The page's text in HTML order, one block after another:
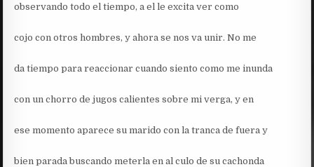
observando todo el tiempo, a el le excita ver como
cojo con otros hombres, y ahora se nos va unir. No me
da tiempo para reaccionar cuando siento como me inunda
con un chorro de jugos calientes sobre mi verga, y en
ese momento aparece su marido con la tranca de fuera y
bien parada buscando meterla en al culo de su cachonda